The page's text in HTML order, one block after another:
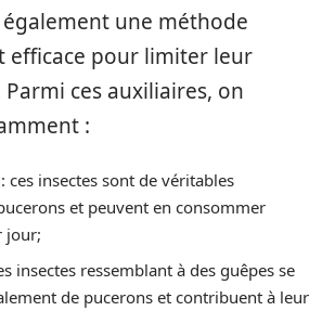
une méthode
efficace pour limiter leur
ces auxiliaires, on
:
ces insectes sont de véritables
et peuvent en consommer
jour;
insectes ressemblant à des guêpes se
de pucerons et contribuent à leur